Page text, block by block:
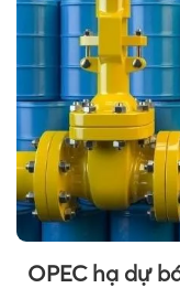
OPEC hạ dự